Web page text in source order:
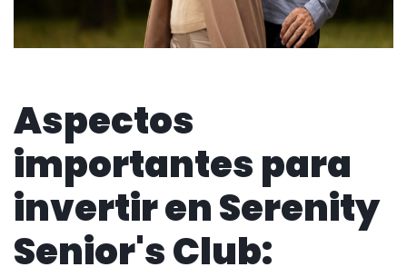
Aspectos
importantes para
invertir en Serenity
Senior's Club: